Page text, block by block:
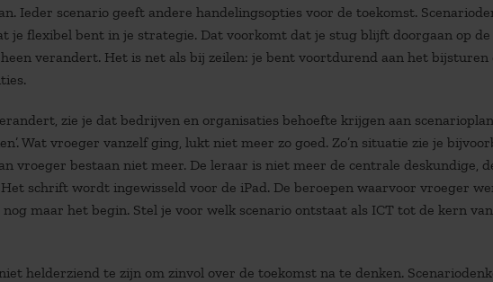
Ieder scenario geeft andere handelingsopties voor de toekomst.
je flexibel bent in je strategie. Dat voorkomt dat je stug blijft doorgaan op de
verandert. Het is net als bij zeilen: je bent voortdurend aan het bijsturen
zie je dat bedrijven en organisaties behoefte krijgen aan
Wat vroeger vanzelf ging, lukt niet meer zo goed. Zo’n situatie zie je
vroeger bestaan niet meer. De leraar is niet meer de centrale deskundige,
schrift wordt ingewisseld voor de iPad. De beroepen waarvoor vroeger
maar het begin. Stel je voor welk scenario ontstaat als ICT tot de kern
helderziend te zijn om zinvol over de toekomst na te denken.